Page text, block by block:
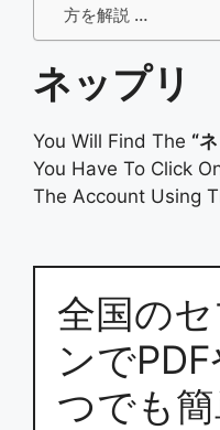
方を解説 …
ネップリ
You Will Find The “
You Have To Click
The Account Using
全国の
ンで
つでも